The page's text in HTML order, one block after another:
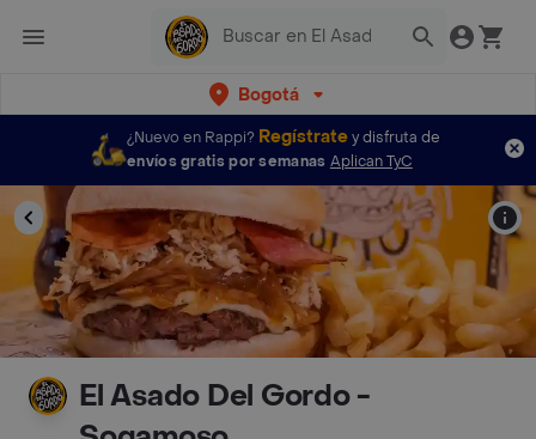
Bogotá
¿Nuevo en Rappi? Regístratey disfruta de
envíos gratis por semanas Aplican TyC
El Asado Del Gordo -